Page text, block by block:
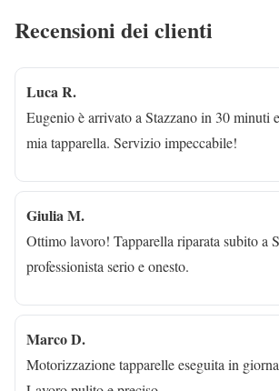
Recensioni dei clienti
Luca R.
Eugenio è arrivato a Stazzano in 30 minuti
mia tapparella. Servizio impeccabile!
Giulia M.
Ottimo lavoro! Tapparella riparata subito a
professionista serio e onesto.
Marco D.
Motorizzazione tapparelle eseguita in